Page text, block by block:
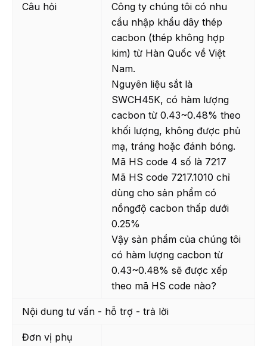
Câu hỏi
Công ty chúng tôi có nhu
cầu nhập khẩu dây thép
cacbon (thép không hợp
kim) từ Hàn Quốc về Việt
Nam.
Nguyên liệu sắt là
SWCH45K, có hàm lượng
cacbon từ 0.43~0.48% theo
khối lượng, không được phủ
mạ, tráng hoặc đánh bóng.
Mã HS code 4 số là 7217
Mã HS code 7217.1010 chỉ
dùng cho sản phẩm có
nồngđộ cacbon thấp dưới
0.25%
Vậy sản phẩm của chúng tôi
có hàm lượng cacbon từ
0.43~0.48% sẽ được xếp
theo mã HS code nào?
Nội dung tư vấn - hỗ trợ - trả lời
Đơn vị phụ